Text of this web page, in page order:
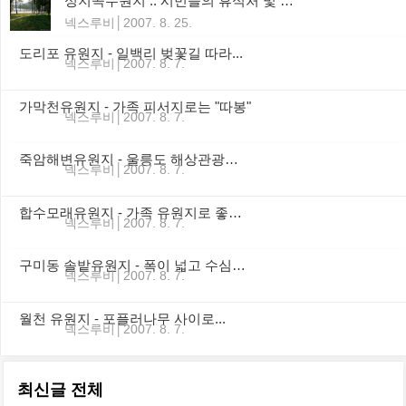
넥스루비
2007. 8. 25.
도리포 유원지 - 일백리 벚꽃길 따라...
넥스루비 2007. 8. 7.
가막천유원지 - 가족 피서지로는 "따봉"
넥스루비 2007. 8. 7.
죽암해변유원지 - 울릉도 해상관광의 진수가 시작된다
넥스루비 2007. 8. 7.
합수모래유원지 - 가족 유원지로 좋아! 좋아!
넥스루비 2007. 8. 7.
구미동 솔밭유원지 - 폭이 넓고 수심이 얕아 물놀이에 안성맞춤
넥스루비 2007. 8. 7.
월천 유원지 - 포플러나무 사이로...
넥스루비 2007. 8. 7.
최신글 전체